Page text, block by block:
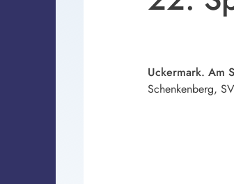
Uckermark. Am
Schenkenberg,